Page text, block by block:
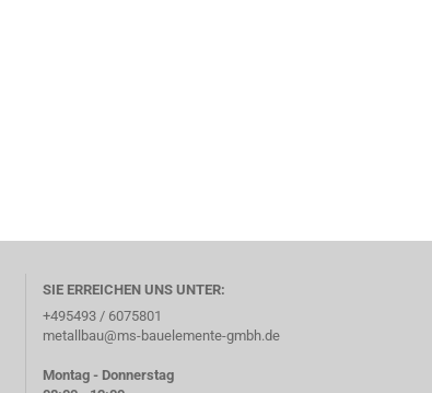
SIE ERREICHEN UNS UNTER:
+495493 / 6075801
metallbau@ms-bauelemente-gmbh.de
Montag - Donnerstag